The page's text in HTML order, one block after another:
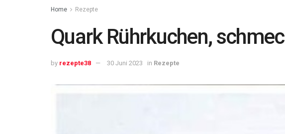
Home Rezepte
Quark Rührkuchen,
by rezepte38 30 Juni 2023 in Rezepte